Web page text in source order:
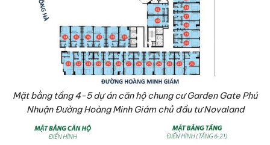
Mặt bằng tầng 4-5 dự án căn hộ chung cư Garden Gate Phú
Nhuận Đường Hoàng Minh Giám chủ đầu tư Novaland